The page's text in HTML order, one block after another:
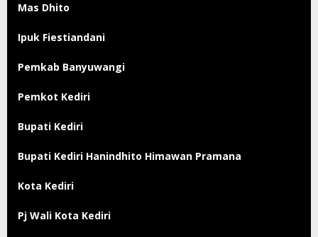
Mas Dhito
Ipuk Fiestiandani
Pemkab Banyuwangi
Pemkot Kediri
Bupati Kediri
Bupati Kediri Hanindhito Himawan Pramana
Kota Kediri
Pj Wali Kota Kediri